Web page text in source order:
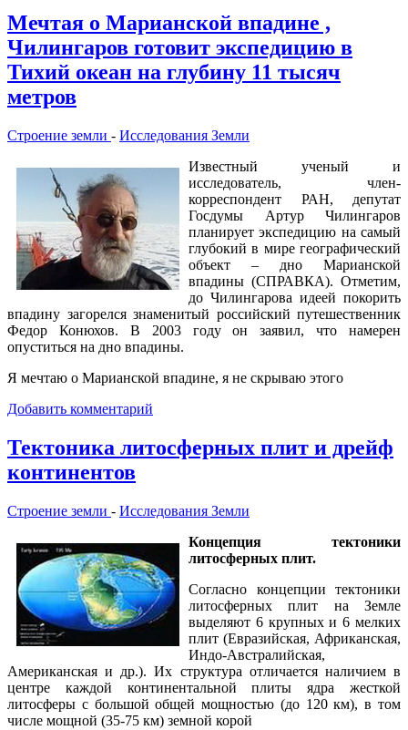
Мечтая о Марианской впадине ,
Чилингаров готовит экспедицию в
Тихий океан на глубину 11 тысяч
метров
Строение земли - Исследования Земли
Известный ученый и
исследователь, член-
корреспондент РАН, депутат
Госдумы Артур Чилингаров
планирует экспедицию на самый
глубокий в мире географический
объект – дно Марианской
впадины (СПРАВКА). Отметим,
до Чилингарова идеей покорить
впадину загорелся знаменитый российский путешественник
Федор Конюхов. В 2003 году он заявил, что намерен
опуститься на дно впадины.
Я мечтаю о Марианской впадине, я не скрываю этого
Добавить комментарий
Тектоника литосферных плит и дрейф
континентов
Строение земли - Исследования Земли
Концепция тектоники
литосферных плит.
Согласно концепции тектоники
литосферных плит на Земле
выделяют 6 крупных и 6 мелких
плит (Евразийская, Африканская,
Индо-Австралийская,
Американская и др.). Их структура отличается наличием в
центре каждой континентальной плиты ядра жесткой
литосферы с большой общей мощностью (до 120 км), в том
числе мощной (35-75 км) земной корой